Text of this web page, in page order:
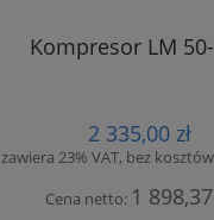
Kompresor LM
2 335,00 zł
zawiera 23% VAT, bez
Cena netto: 1 898,37